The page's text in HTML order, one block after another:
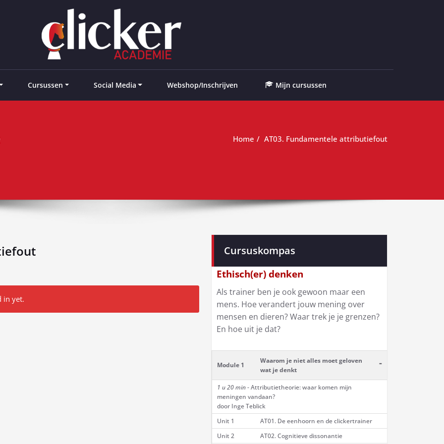
Cursussen Social Media Webshop/Inschrijven Mijn cursussen
Home AT03. Fundamentele attributiefout
in yet.
Cursuskompas
Ethisch(er) denken
Als trainer ben je ook gewoon maar een
mens. Hoe verandert jouw mening over
mensen en dieren? Waar trek je je grenzen?
En hoe uit je dat?
Module 1
Waarom je niet alles moet geloven
wat je denkt
-
1 u 20 min- Attributietheorie: waar komen mijn
meningen vandaan?
door Inge Teblick
Unit 1
AT01. De eenhoorn en de clickertrainer
Unit 2
AT02. Cognitieve dissonantie